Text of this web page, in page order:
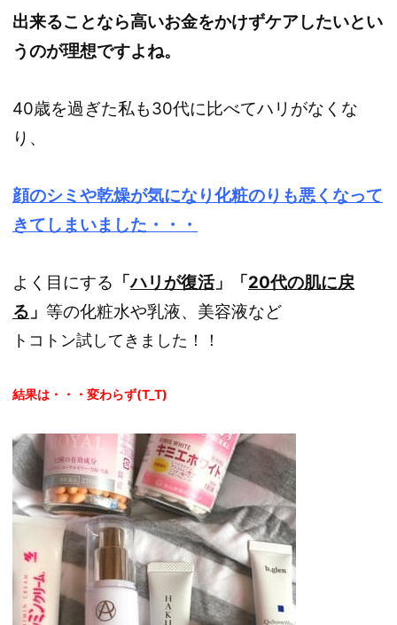
出来ることなら高いお金をかけずケアしたいとい
うのが理想ですよね。
40歳を過ぎた私も30代に比べてハリがなくな
り、
顔のシミや乾燥が気になり化粧のりも悪くなって
きてしまいました・・・
よく目にする 「ハリが復活」「20代の肌に戻
る 」 等の化粧水や乳液、美容液など
トコトン試してきました！！
結果は・・・変わらず(T_T)